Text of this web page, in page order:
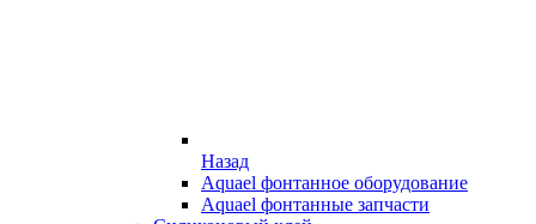
Назад
Aquael фонтанное оборудование
Aquael фонтанные запчасти